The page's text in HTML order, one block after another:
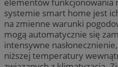
elementów funkcjonowania
systemie smart home jest
na zmienne warunki
mogą automatycznie się
intensywne
niższej temperatury